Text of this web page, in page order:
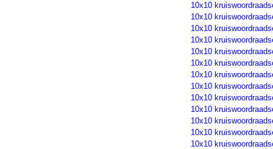
10x10
10x10
10x10
10x10
10x10
10x10
10x10
10x10
10x10
10x10
10x10
10x10
10x10